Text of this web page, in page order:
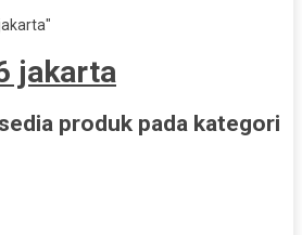
jakarta
produk pada kategori